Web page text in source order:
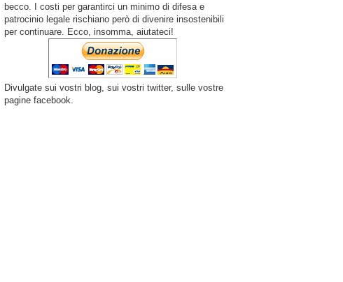
becco. I costi per garantirci un minimo di difesa e
patrocinio legale rischiano però di divenire insostenibili
per continuare. Ecco, insomma, aiutateci!
Divulgate sui vostri blog, sui vostri twitter, sulle vostre
pagine facebook.